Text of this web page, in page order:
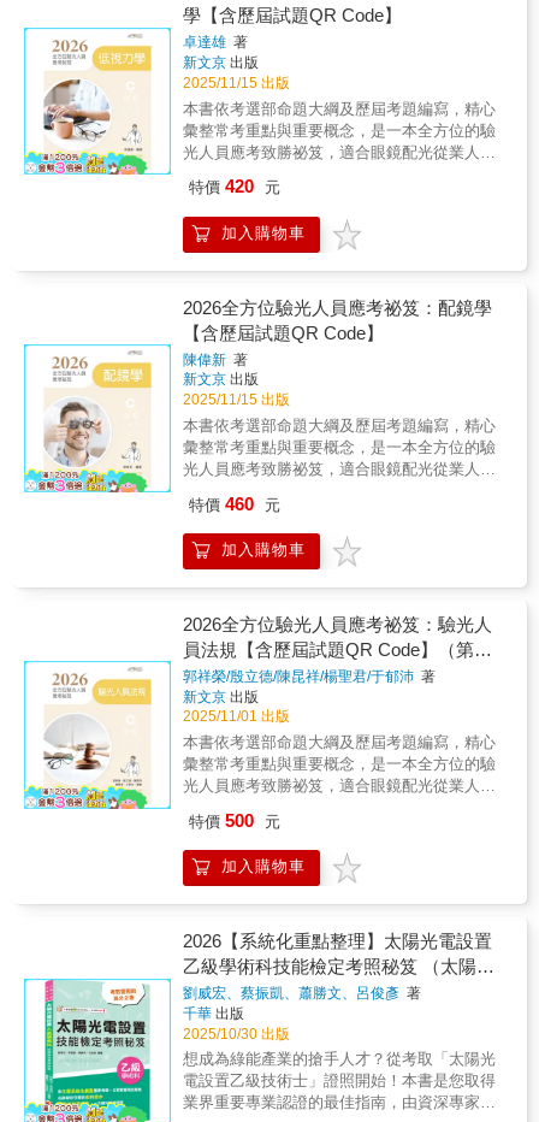
精選歷屆考題及解答，並解析相關概念，使讀
者能融會貫通，舉一反三。各章以星星符號代
表歷屆考題出題比例，數目越多代表出題比例
越高，最多5顆，以供讀者備考參酌。 書中
以QR Code提供讀者掃描下載歷屆試題題庫，
以供應考複習所需，還可掌握最新命題趨勢，
是一本全方位驗光人員應考致勝祕笈。
2026年版特別收錄最新114年的專技驗光人員高
考考題，適合眼鏡配光從業人員及視光相關科
學【含歷屆試題QR Code】
卓達雄 著
新文京 出版
2025/11/15 出版
本書依考選部命題大綱及歷屆考題編寫，精心
彙整常考重點與重要概念，是一本全方位的驗
光人員應考致勝祕笈，適合眼鏡配光從業人員
試。 作者教學與實務經驗豐富，編寫本書
學習架構完整，包括：本章大綱、重點整理、
隨文例題（含專家闢析）及題庫練習（歷屆考
輔以圖表說明，確實掌握命題方針。各章章末
精選歷屆考題及解答，並解析相關概念，使讀
者能融會貫通，舉一反三。各章以星星符號代
表歷屆考題出題比例，數目越多代表出題比例
越高，最多5顆，以供讀者備考參酌。 書中
以QR Code提供讀者掃描下載歷屆試題題庫，
以供應考複習所需，還可掌握最新命題趨勢，
是一本全方位驗光人員應考致勝祕笈。
2026年版特別收錄最新114年的專技驗光人員高
考考題，適合眼鏡配光從業人員及視光相關科
特價 420 元
加入購物車
2026全方位驗光人員應考祕笈：配鏡學
【含歷屆試題QR Code】
陳偉新 著
新文京 出版
2025/11/15 出版
本書依考選部命題大綱及歷屆考題編寫，精心
彙整常考重點與重要概念，是一本全方位的驗
光人員應考致勝祕笈，適合眼鏡配光從業人員
試。 作者教學與實務經驗豐富，編寫本書
學習架構完整，包括：本章大綱、重點整理、
隨文例題（含專家闢析）及題庫練習（歷屆考
輔以圖表說明，確實掌握命題方針。各章章末
精選歷屆考題及解答，並解析相關概念，使讀
者能融會貫通，舉一反三。各章以星星符號代
表歷屆考題出題比例，數目越多代表出題比例
越高，最多5顆，以供讀者備考參酌。 書中
以QR Code提供讀者掃描下載歷屆試題題庫，
以供應考複習所需，還可掌握最新命題趨勢，
是一本全方位驗光人員應考致勝祕笈。
2026年版特別收錄最新114年的專技驗光人員高
考考題，適合眼鏡配光從業人員及視光相關科
特價 460 元
加入購物車
2026全方位驗光人員應考祕笈：驗光人
員法規【含歷屆試題QR Code】（第三
版）
郭祥榮/殷立德/陳昆祥/楊聖君/于郁沛 著
新文京 出版
2025/11/01 出版
本書依考選部命題大綱及歷屆考題編寫，精心
彙整常考重點與重要概念，是一本全方位的驗
光人員應考致勝祕笈，適合眼鏡配光從業人員
試。 作者教學與實務經驗豐富，編寫本書
學習架構完整，包括：本章大綱、重點整理、
隨文例題（含專家闢析）及題庫練習（歷屆考
輔以圖表說明，確實掌握命題方針。各章章末
精選歷屆考題及解答，並解析相關概念，使讀
者能融會貫通，舉一反三。各章以星星符號代
表歷屆考題出題比例，數目越多代表出題比例
越高，最多5顆，以供讀者備考參酌。 書中
以QR Code提供讀者掃描下載歷屆試題題庫，
以供應考複習所需，還可掌握最新命題趨勢，
是一本全方位驗光人員應考致勝祕笈。
2026年版特別收錄最新114年的專技驗光人員高
特價 500 元
加入購物車
2026【系統化重點整理】太陽光電設置
乙級學術科技能檢定考照秘笈 （太陽光
電設置乙級學術科）
劉威宏、蔡振凱、蕭勝文、呂俊彥 著
千華 出版
2025/10/30 出版
想成為綠能產業的搶手人才？從考取「太陽光
電設置乙級技術士」證照開始！本書是您取得
業界重要專業認證的最佳指南，由資深專家編